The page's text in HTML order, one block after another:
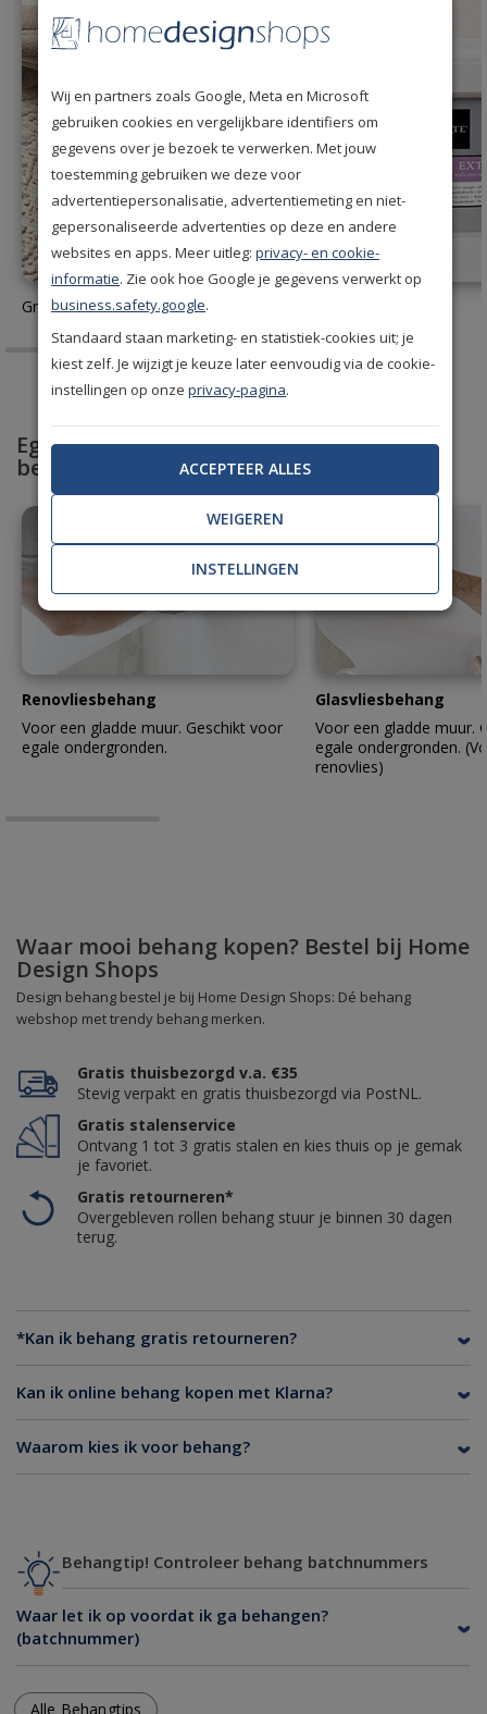
Gratis behang stalen aanvragen
Egaliseer en bescherm met professioneel
behang
Renovliesbehang
Voor een gladde muur. Geschikt voor
egale ondergronden.
Glasvliesbehang
Voor een gladde muur.
egale ondergronden.
renovlies)
Waar mooi behang kopen? Bestel bij Home
Design Shops
Design behang bestel je bij Home Design Shops: Dé behang
webshop met trendy behang merken.
Gratis thuisbezorgd v.a. €35
Stevig verpakt en gratis thuisbezorgd via PostNL.
Gratis stalenservice
Ontvang 1 tot 3 gratis stalen en kies thuis op je gemak
je favoriet.
Gratis retourneren*
Overgebleven rollen behang stuur je binnen 30 dagen
terug.
*Kan ik behang gratis retourneren?
Kan ik online behang kopen met Klarna?
Waarom kies ik voor behang?
Behangtip! Controleer behang batchnummers
Waar let ik op voordat ik ga behangen?
(batchnummer)
Alle Behangtips
Wij en partners zoals Google, Meta en Microsoft
gebruiken cookies en vergelijkbare identifiers om
gegevens over je bezoek te verwerken. Met jouw
toestemming gebruiken we deze voor
advertentiepersonalisatie, advertentiemeting en niet-
gepersonaliseerde advertenties op deze en andere
websites en apps. Meer uitleg:privacy- en cookie-
informatie. Zie ook hoe Google je gegevens verwerkt op
business.safety.google.
Standaard staan marketing- en statistiek-cookies uit; je
kiest zelf. Je wijzigt je keuze later eenvoudig via de cookie-
instellingen op onzeprivacy-pagina.
ACCEPTEER ALLES
WEIGEREN
INSTELLINGEN